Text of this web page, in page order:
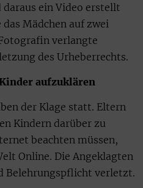
daraus ein Video erstellt
Mädchen auf zwei
verlangte
des Urheberrechts.
aufzuklären
der Klage statt. Eltern
Kindern darüber zu
beachten müssen,
Online. Die Angeklagten
Belehrungspflicht verletzt.